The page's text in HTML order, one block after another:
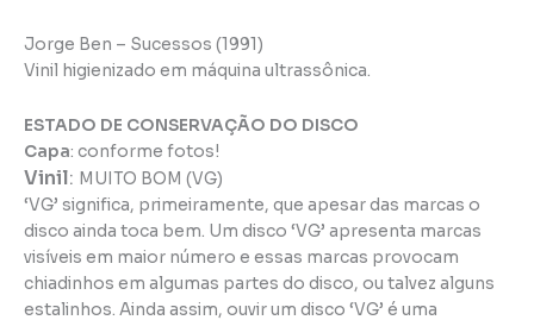
Jorge Ben – Sucessos (1991)
Vinil higienizado em máquina ultrassônica.
ESTADO DE CONSERVAÇÃO DO DISCO
Capa: conforme fotos!
Vinil: MUITO BOM (VG)
‘VG’ significa, primeiramente, que apesar das marcas o
disco ainda toca bem. Um disco ‘VG’ apresenta marcas
visíveis em maior número e essas marcas provocam
chiadinhos em algumas partes do disco, ou talvez alguns
estalinhos. Ainda assim, ouvir um disco ‘VG’ é uma